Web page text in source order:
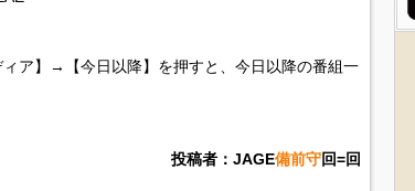
ア】→【今日以降】を押すと、今日以降の番組一
投稿者：JAGE備前守回=回